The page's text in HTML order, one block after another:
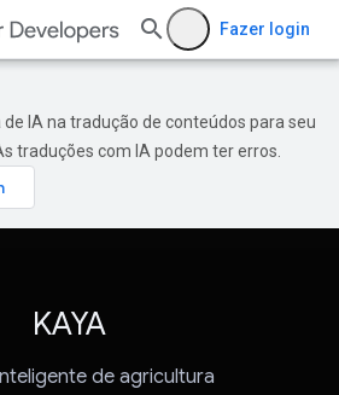
Fazer login
IA na tradução de conteúdos para seu
traduções com IA podem ter erros.
KAYA
de agricultura